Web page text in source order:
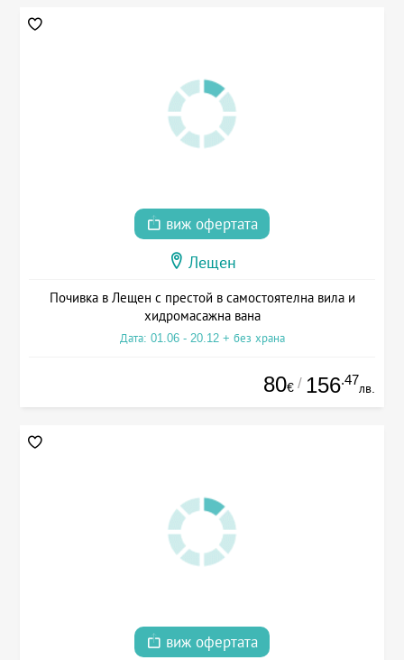
виж офертата
Лещен
Почивка в Лещен с престой в самостоятелна вила и
хидромасажна вана
Дата: 01.06 - 20.12 + без храна
80€ / 156.47
лв.
виж офертата